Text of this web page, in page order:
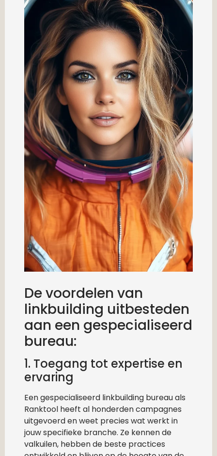
De voordelen van
linkbuilding uitbesteden
aan een gespecialiseerd
bureau:
1. Toegang tot expertise en
ervaring
Een gespecialiseerd linkbuilding bureau als
Ranktool heeft al honderden campagnes
uitgevoerd en weet precies wat werkt in
jouw specifieke branche. Ze kennen de
valkuilen, hebben de beste practices